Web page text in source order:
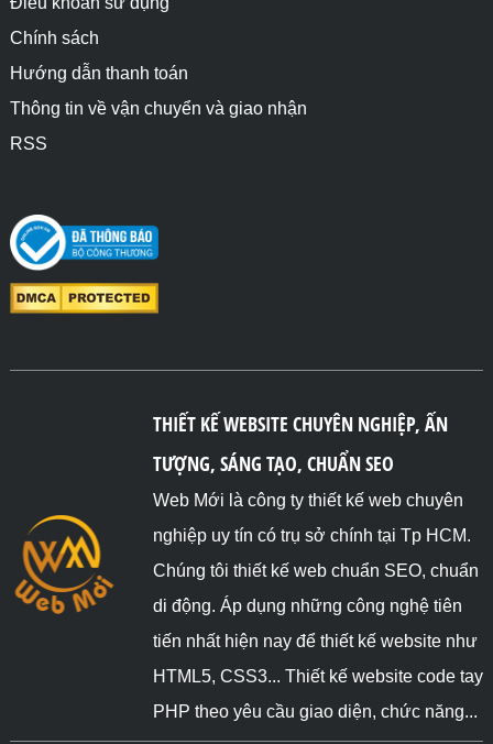
Chính sách
Hướng dẫn thanh toán
Thông tin về vận chuyển và giao nhận
RSS
THIẾT KẾ WEBSITE CHUYÊN NGHIỆP, ẤN
TƯỢNG, SÁNG TẠO, CHUẨN SEO
Web Mới là công ty thiết kế web chuyên
nghiệp uy tín có trụ sở chính tại Tp HCM.
Chúng tôi thiết kế web chuẩn SEO, chuẩn
di động. Áp dụng những công nghệ tiên
tiến nhất hiện nay để thiết kế website như
HTML5, CSS3... Thiết kế website code tay
PHP theo yêu cầu giao diện, chức năng...